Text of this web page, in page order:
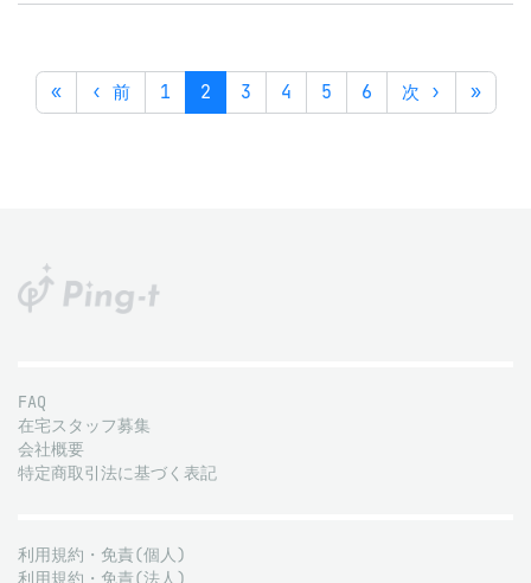
« ‹ 前 1 2 3 4 5 6 次 › »
FAQ
在宅スタッフ募集
会社概要
特定商取引法に基づく表記
利用規約・免責(個人)